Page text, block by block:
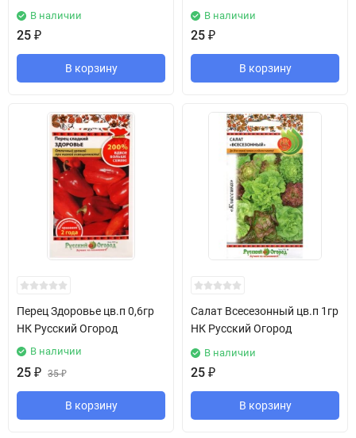
В наличии
25 ₽
В корзину
В наличии
25 ₽
В корзину
Перец Здоровье цв.п 0,6гр
НК Русский Огород
В наличии
25 ₽ 35₽
В корзину
Салат Всесезонный цв.п 1гр
НК Русский Огород
В наличии
25 ₽
В корзину